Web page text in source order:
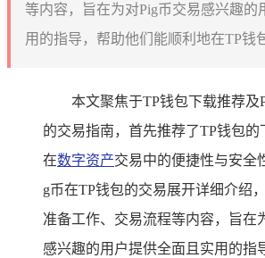
等内容，旨在为对Pig币交易感兴趣的
用的指导，帮助他们能顺利地在TP钱
本文聚焦于TP钱包下载推荐及
的交易指南，首先推荐了TP钱包的
在数字资产交易中的便捷性与安全
g币在TP钱包的交易展开详细介绍
准备工作、交易流程等内容，旨在
感兴趣的用户提供全面且实用的指